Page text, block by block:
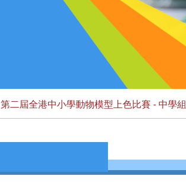
第二屆全港中小學動物模型上色比賽 - 中學